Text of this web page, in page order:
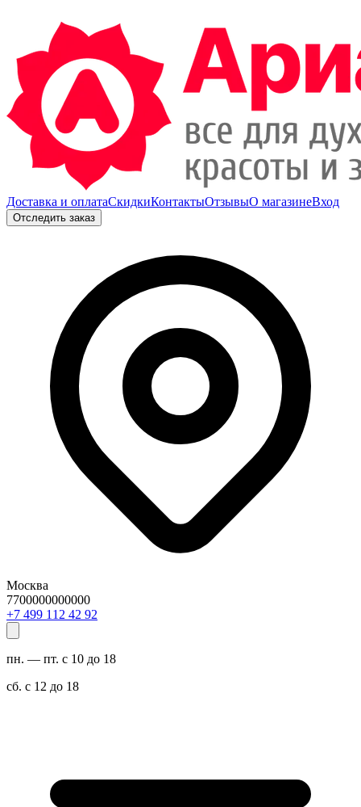
Доставка и оплатаСкидкиКонтактыОтзывыО магазинеВход
Отследить заказ
Москва
7700000000000
29 24 211 994 7+
пн. — пт. с 10 до 18
сб. с 12 до 18